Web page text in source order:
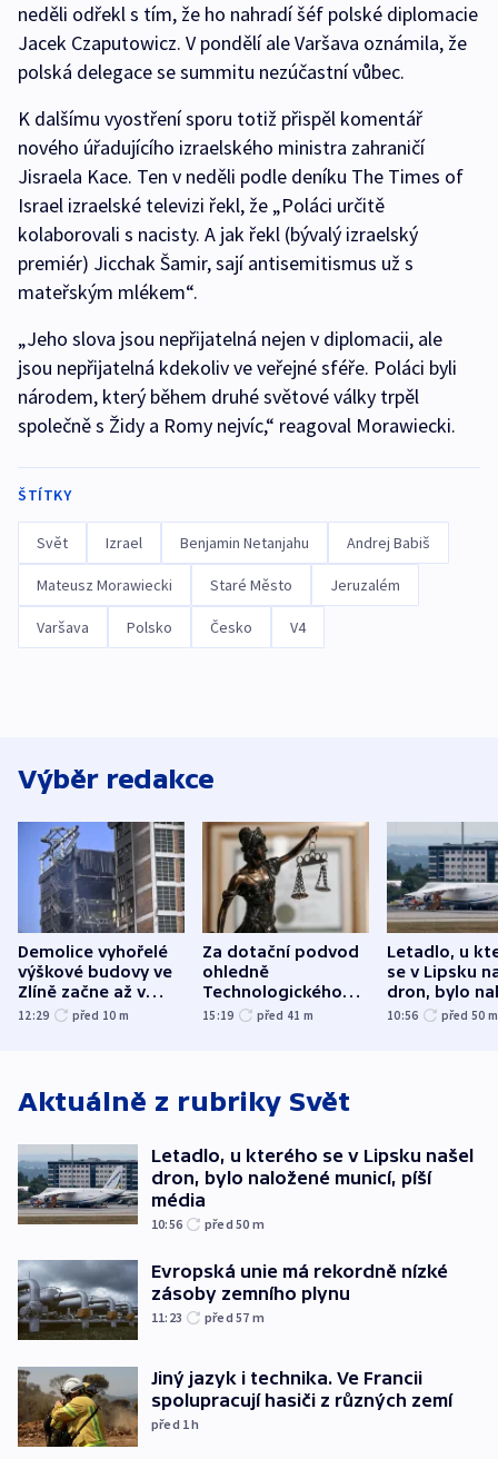
neděli odřekl s tím, že ho nahradí šéf polské diplomacie
Jacek Czaputowicz. V pondělí ale Varšava oznámila, že
polská delegace se summitu nezúčastní vůbec.
K dalšímu vyostření sporu totiž přispěl komentář
nového úřadujícího izraelského ministra zahraničí
Jisraela Kace. Ten v neděli podle deníku The Times of
Israel izraelské televizi řekl, že „Poláci určitě
kolaborovali s nacisty. A jak řekl (bývalý izraelský
premiér) Jicchak Šamir, sají antisemitismus už s
mateřským mlékem“.
„Jeho slova jsou nepřijatelná nejen v diplomacii, ale
jsou nepřijatelná kdekoliv ve veřejné sféře. Poláci byli
národem, který během druhé světové války trpěl
společně s Židy a Romy nejvíc,“ reagoval Morawiecki.
ŠTÍTKY
Svět Izrael Benjamin Netanjahu Andrej Babiš
Mateusz Morawiecki Staré Město Jeruzalém
Varšava Polsko Česko V4
Výběr redakce
Demolice vyhořelé
výškové budovy ve
Zlíně začne až v
následujících dnech
12:29 před 10 m
Za dotační podvod
ohledně
Technologického
parku poslal soud
15:19 před 41 m
Letadlo, u
se v Lipsku
dron, bylo
municí, píší
10:56 před 50 m
Aktuálně z rubriky Svět
Letadlo, u kterého se v Lipsku našel
dron, bylo naložené municí, píší
média
10:56 před 50 m
Evropská unie má rekordně nízké
zásoby zemního plynu
11:23 před 57 m
Jiný jazyk i technika. Ve Francii
spolupracují hasiči z různých zemí
před 1h